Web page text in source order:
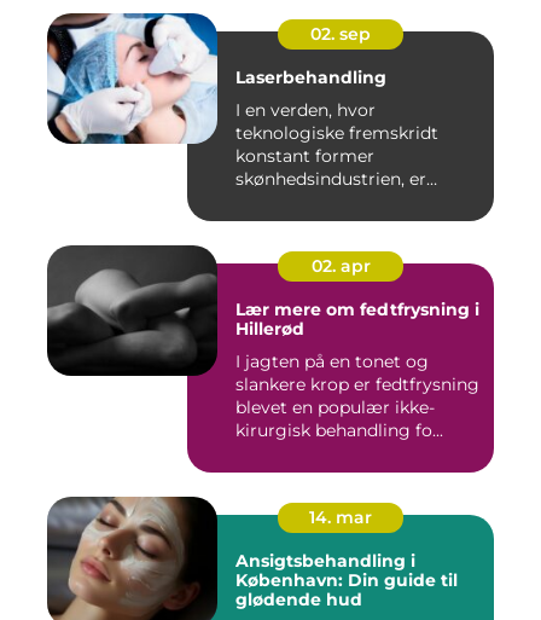
02. sep
Laserbehandling
I en verden, hvor
teknologiske fremskridt
konstant former
skønhedsindustrien, er
02. apr
Lær mere om fedtfrysning i
Hillerød
I jagten på en tonet og
slankere krop er fedtfrysning
blevet en populær ikke-
kirurgisk behandling fo...
14. mar
Ansigtsbehandling i
København: Din guide til
glødende hud